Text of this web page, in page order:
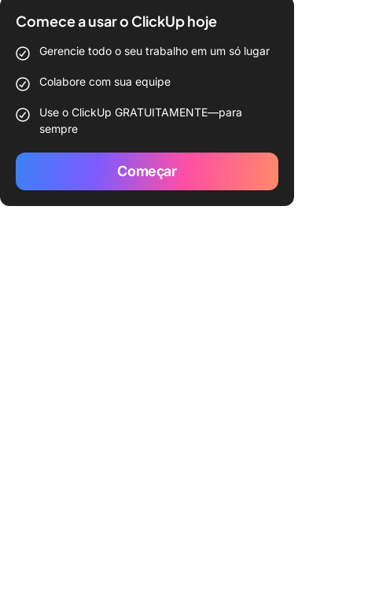
Comece a usar o ClickUp hoje
Gerencie todo o seu trabalho em um só lugar
Colabore com sua equipe
Use o ClickUp GRATUITAMENTE—para
sempre
Começar